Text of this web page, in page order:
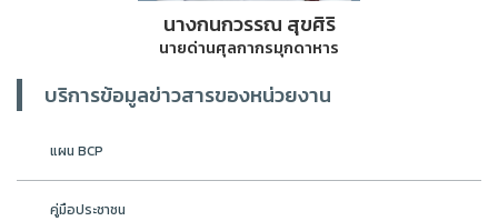
นางกนกวรรณ สุขศิริ
นายด่านศุลกากรมุกดาหาร
บริการข้อมูลข่าวสารของหน่วยงาน
แผน BCP
คู่มือประชาชน